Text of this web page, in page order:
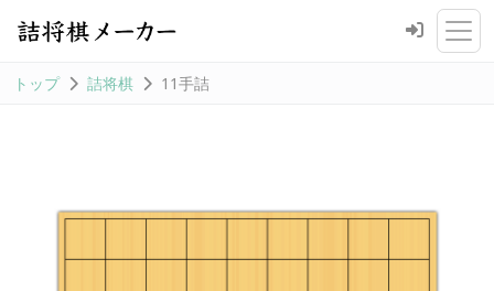
トップ 詰将棋 11手詰